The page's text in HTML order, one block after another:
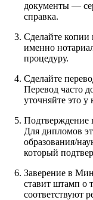
документы —
справка.
Сделайте копии
именно
процедуру.
Сделайте
Перевод часто
уточняйте это у
Подтверждение
Для дипломов
образования/
который
Заверение в
ставит штамп о
соответствуют